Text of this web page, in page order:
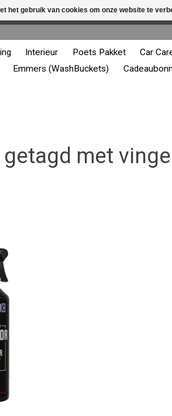
Interieur Poets Pakket Car
Emmers (WashBuckets)
met
het gebruik van cookies om onze website te
aanbouw. Eventueel geplaatste orders